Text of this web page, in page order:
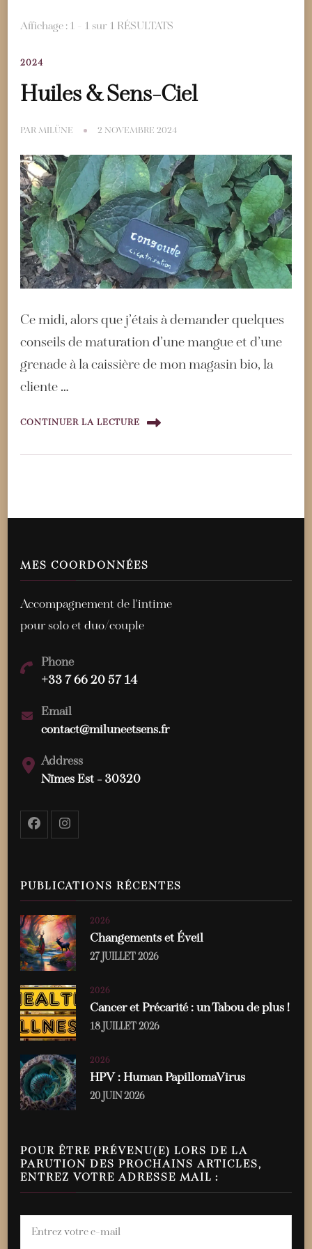
Affichage : 1 - 1 sur 1 RÉSULTATS
2024
Huiles & Sens-Ciel
PAR MILÜNE 2 NOVEMBRE 2024
Ce midi, alors que j’étais à demander quelques
conseils de maturation d’une mangue et d’une
grenade à la caissière de mon magasin bio, la
cliente …
CONTINUER LA LECTURE
MES COORDONNÉES
Accompagnement de l'intime
pour solo et duo/couple
Phone
+33 7 66 20 57 14
Email
contact@miluneetsens.fr
Address
Nïmes Est - 30320
PUBLICATIONS RÉCENTES
2026
Changements et Éveil
27 JUILLET 2026
2026
Cancer et Précarité : un Tabou de plus !
18 JUILLET 2026
2026
HPV : Human PapillomaVirus
20 JUIN 2026
POUR ÊTRE PRÉVENU(E) LORS DE LA
PARUTION DES PROCHAINS ARTICLES,
ENTREZ VOTRE ADRESSE MAIL :